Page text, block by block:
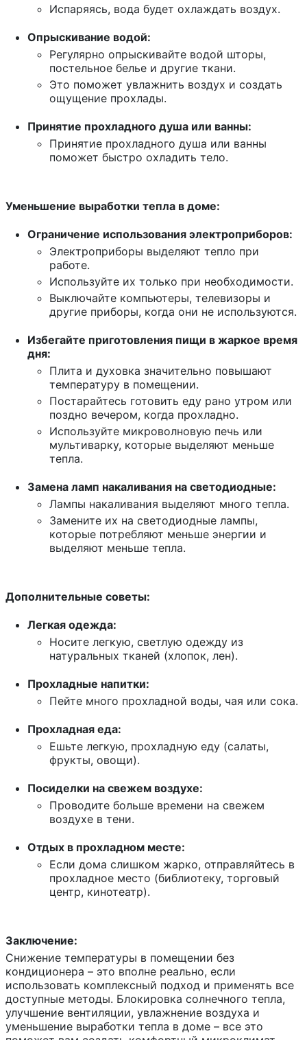
Испаряясь, вода будет охлаждать воздух.
Опрыскивание водой:
Регулярно опрыскивайте водой шторы,
постельное белье и другие ткани.
Это поможет увлажнить воздух и создать
ощущение прохлады.
Принятие прохладного душа или ванны:
Принятие прохладного душа или ванны
поможет быстро охладить тело.
Уменьшение выработки тепла в доме:
Ограничение использования электроприборов:
Электроприборы выделяют тепло при
работе.
Используйте их только при необходимости.
Выключайте компьютеры, телевизоры и
другие приборы, когда они не используются.
Избегайте приготовления пищи в жаркое время
дня:
Плита и духовка значительно повышают
температуру в помещении.
Постарайтесь готовить еду рано утром или
поздно вечером, когда прохладно.
Используйте микроволновую печь или
мультиварку, которые выделяют меньше
тепла.
Замена ламп накаливания на светодиодные:
Лампы накаливания выделяют много тепла.
Замените их на светодиодные лампы,
которые потребляют меньше энергии и
выделяют меньше тепла.
Дополнительные советы:
Легкая одежда:
Носите легкую, светлую одежду из
натуральных тканей (хлопок, лен).
Прохладные напитки:
Пейте много прохладной воды, чая или сока.
Прохладная еда:
Ешьте легкую, прохладную еду (салаты,
фрукты, овощи).
Посиделки на свежем воздухе:
Проводите больше времени на свежем
воздухе в тени.
Отдых в прохладном месте:
Если дома слишком жарко, отправляйтесь в
прохладное место (библиотеку, торговый
центр, кинотеатр).
Заключение:
Снижение температуры в помещении без
кондиционера – это вполне реально, если
использовать комплексный подход и применять все
доступные методы. Блокировка солнечного тепла,
улучшение вентиляции, увлажнение воздуха и
уменьшение выработки тепла в доме – все это